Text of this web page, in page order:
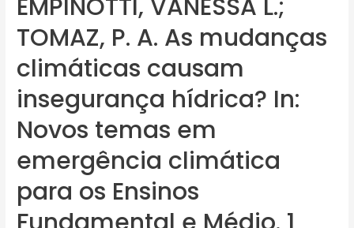
EMPINOTTI, VANESSA L.;
TOMAZ, P. A. As mudanças
climáticas causam
insegurança hídrica? In:
Novos temas em
emergência climática
para os Ensinos